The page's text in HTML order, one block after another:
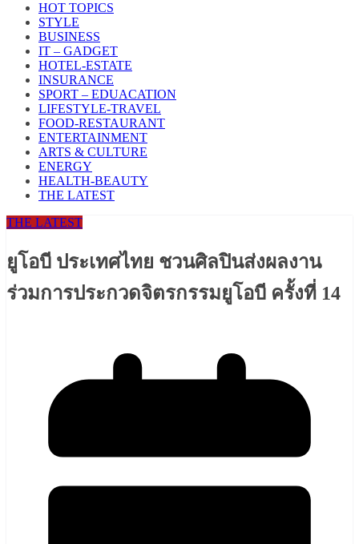
HOT TOPICS
STYLE
BUSINESS
IT – GADGET
HOTEL-ESTATE
INSURANCE
SPORT – EDUACATION
LIFESTYLE​-TRAVEL​
FOOD-RESTAURANT
ENTERTAINMENT
ARTS & CULTURE
ENERGY
HEALTH​-BEAUTY
THE LATEST
THE LATEST
ยูโอบี ประเทศไทย ชวนศิลปินส่งผลงาน
ร่วมการประกวดจิตรกรรมยูโอบี ครั้งที่ 14